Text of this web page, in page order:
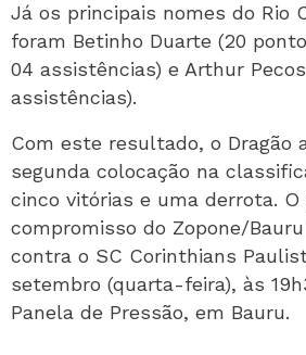
Já os principais nomes do Rio
foram Betinho Duarte (20
04 assistências) e Arthur
assistências).
Com este resultado, o Dragão
segunda colocação na
cinco vitórias e uma derrota. O
compromisso do Zopone/
contra o SC Corinthians
setembro (quarta-feira), às
Panela de Pressão, em Bauru.